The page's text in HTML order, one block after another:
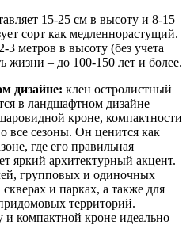
15-25 см в высоту и 8-15
сорт как медленнорастущий.
3 метров в высоту (без учета
жизни – до 100-150 лет и более.
дизайне: клен остролистный
в ландшафтном дизайне
кроне, компактности
все сезоны. Он ценится как
где его правильная
яркий архитектурный акцент.
групповых и одиночных
и парках, а также для
территорий.
и компактной кроне идеально